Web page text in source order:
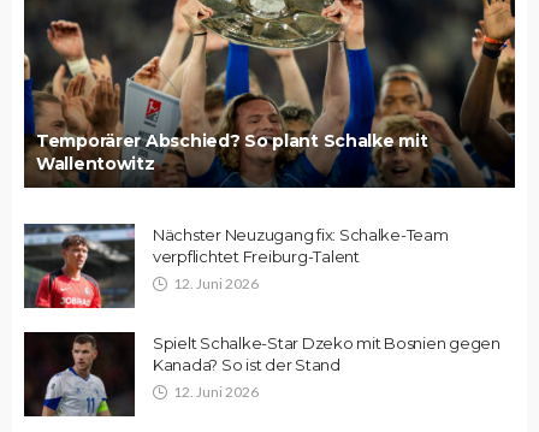
Temporärer Abschied? So plant Schalke mit
Wallentowitz
Nächster Neuzugang fix: Schalke-Team
verpflichtet Freiburg-Talent
12. Juni 2026
Spielt Schalke-Star Dzeko mit Bosnien gegen
Kanada? So ist der Stand
12. Juni 2026